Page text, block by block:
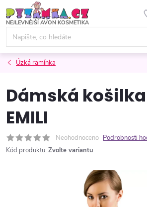
na
obsah
Úzká ramínka
Dámská
EMILI
Neohodnoceno Podrobnosti
Kód produktu: Zvolte variantu